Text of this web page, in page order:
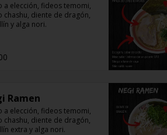
a elección, fideos temomi,
chashu, diente de dragón,
y alga nori.
Ramen
a elección, fideos temomi,
chashu, diente de dragón,
extra y alga nori.